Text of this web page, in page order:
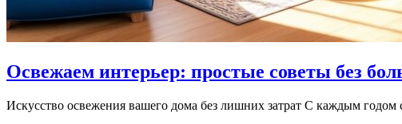
Освежаем интерьер: простые советы без
Искусство освежения вашего дома без лишних затрат С каждым годом